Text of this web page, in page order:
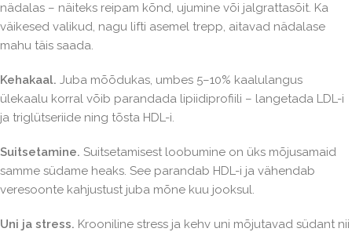
nädalas – näiteks reipam kõnd, ujumine või jalgrattasõit. Ka
väikesed valikud, nagu lifti asemel trepp, aitavad nädalase
mahu täis saada.
Kehakaal. Juba mõõdukas, umbes 5–10% kaalulangus
ülekaalu korral võib parandada lipiidiprofiili – langetada LDL-i
ja triglütseriide ning tõsta HDL-i.
Suitsetamine. Suitsetamisest loobumine on üks mõjusamaid
samme südame heaks. See parandab HDL-i ja vähendab
veresoonte kahjustust juba mõne kuu jooksul.
Uni ja stress. Krooniline stress ja kehv uni mõjutavad südant nii